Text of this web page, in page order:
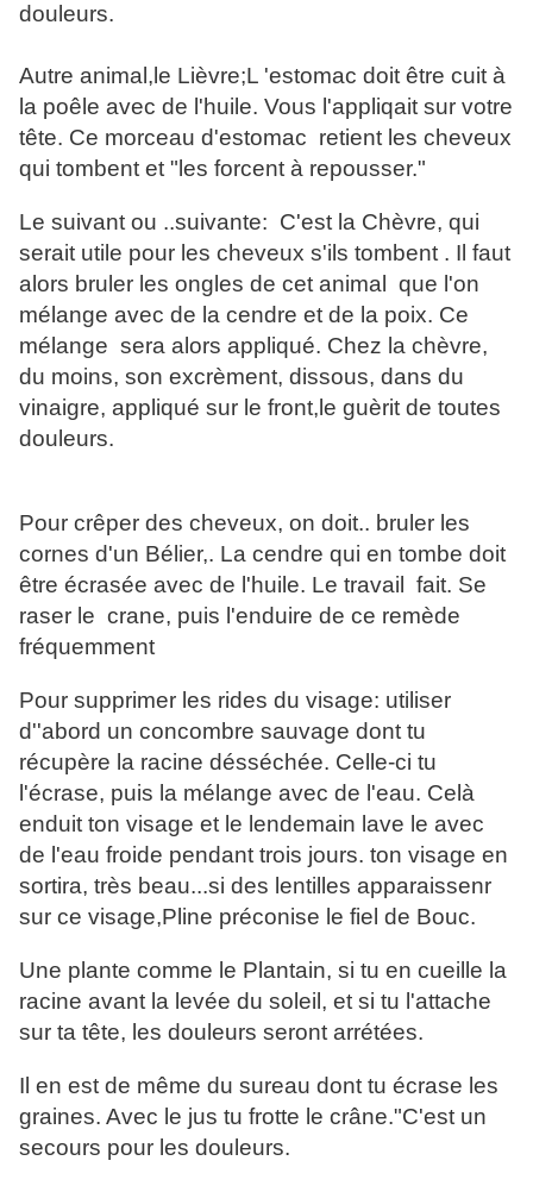
douleurs.
Autre animal,le Lièvre;L 'estomac doit être cuit à
la poêle avec de l'huile. Vous l'appliqait sur votre
tête. Ce morceau d'estomac retient les cheveux
qui tombent et "les forcent à repousser."
Le suivant ou ..suivante: C'est la Chèvre, qui
serait utile pour les cheveux s'ils tombent . Il faut
alors bruler les ongles de cet animal que l'on
mélange avec de la cendre et de la poix. Ce
mélange sera alors appliqué. Chez la chèvre,
du moins, son excrèment, dissous, dans du
vinaigre, appliqué sur le front,le guèrit de toutes
douleurs.
Pour crêper des cheveux, on doit.. bruler les
cornes d'un Bélier,. La cendre qui en tombe doit
être écrasée avec de l'huile. Le travail fait. Se
raser le crane, puis l'enduire de ce remède
fréquemment
Pour supprimer les rides du visage: utiliser
d''abord un concombre sauvage dont tu
récupère la racine désséchée. Celle-ci tu
l'écrase, puis la mélange avec de l'eau. Celà
enduit ton visage et le lendemain lave le avec
de l'eau froide pendant trois jours. ton visage en
sortira, très beau...si des lentilles apparaissenr
sur ce visage,Pline préconise le fiel de Bouc.
Une plante comme le Plantain, si tu en cueille la
racine avant la levée du soleil, et si tu l'attache
sur ta tête, les douleurs seront arrétées.
Il en est de même du sureau dont tu écrase les
graines. Avec le jus tu frotte le crâne."C'est un
secours pour les douleurs.